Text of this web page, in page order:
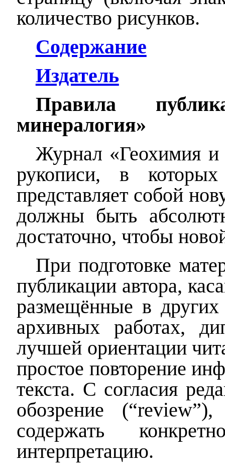
количество рисунков.
Cодержание
Издатель
Правила
минералогия»
Журнал «Геохимия и
рукописи, в
представляет собой
должны быть
достаточно, чтобы
При подготовке
публикации автора,
размещённые в других
архивных работах,
лучшей ориентации
простое повторение
текста. С согласия
обозрение (“review”),
содержать
интерпретацию.